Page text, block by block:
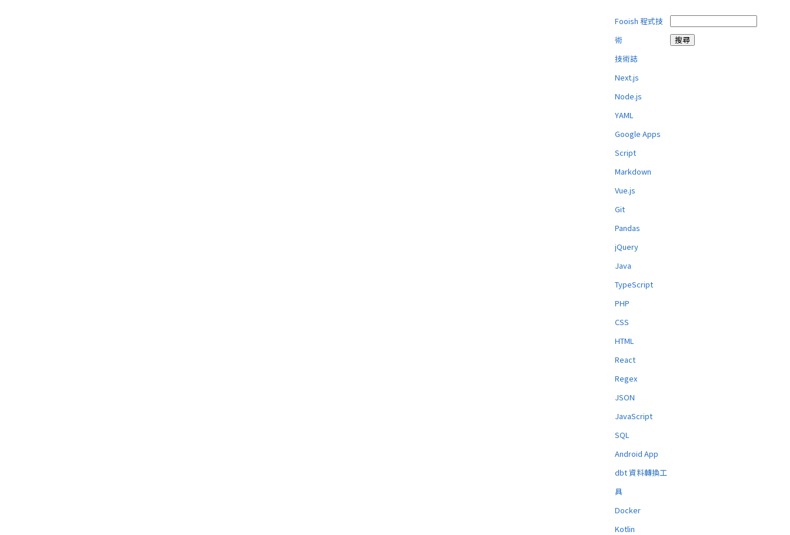
Fooish 程式技
術
技術誌
Next.js
Node.js
YAML
Google Apps
Script
Markdown
Vue.js
Git
Pandas
jQuery
Java
TypeScript
PHP
CSS
HTML
React
Regex
JSON
JavaScript
SQL
Android App
dbt 資料轉換工
具
Docker
Kotlin